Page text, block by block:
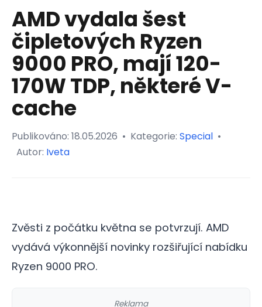
AMD vydala šest
čipletových Ryzen
9000 PRO, mají 120-
170W TDP, některé V-
cache
Publikováno: 18.05.2026 • Kategorie: Special •
Autor: Iveta
Zvěsti z počátku května se potvrzují. AMD
vydává výkonnější novinky rozšiřující nabídku
Ryzen 9000 PRO.
Reklama